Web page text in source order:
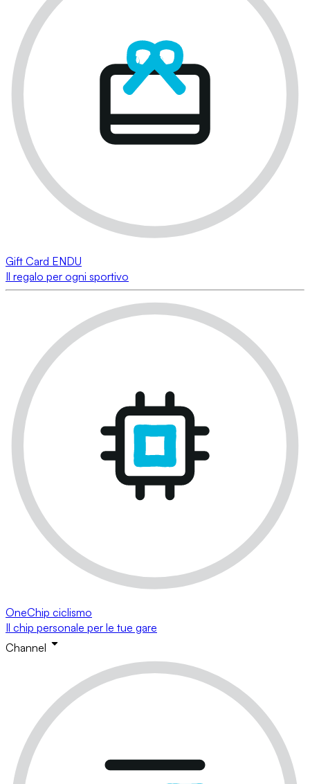
Gift Card ENDU
Il regalo per ogni sportivo
OneChip ciclismo
Il chip personale per le tue gare
Channel